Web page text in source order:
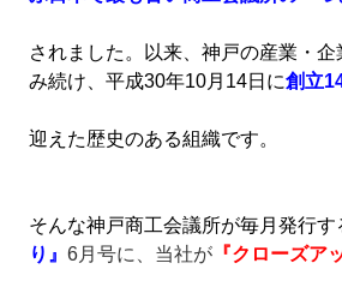
されました。以来、神戸の産業・
み続け、平成30年10月14日に創立
迎えた歴史のある組織です。
そんな神戸商工会議所が毎月発行す
り』 6月号に、当社が『クローズア